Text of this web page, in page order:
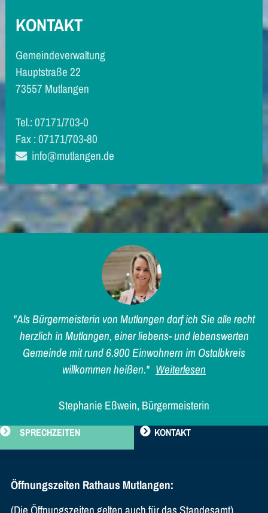
KONTAKT
Gemeindeverwaltung
Hauptstraße 22
73557 Mutlangen
Tel.: 07171/703-0
Fax : 07171/703-80
info@mutlangen.de
"Als Bürgermeisterin von Mutlangen darf ich Sie alle recht
herzlich in Mutlangen, einer liebens- und lebenswerten
Gemeinde mit rund 6.900 Einwohnern im Ostalbkreis
willkommen heißen." Weiterlesen
Stephanie Eßwein, Bürgermeisterin
SPRECHZEITEN KONTAKT
Öffnungszeiten Rathaus Mutlangen:
(Die Öffnungszeiten gelten auch für das Standesamt)